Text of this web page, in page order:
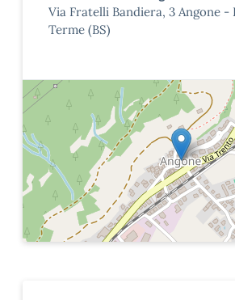
Via Fratelli Bandiera, 3 Angone -
Terme (BS)